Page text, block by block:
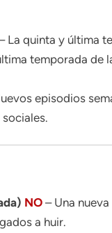
La quinta y última
temporada de
episodios
NO – Una
a huir.